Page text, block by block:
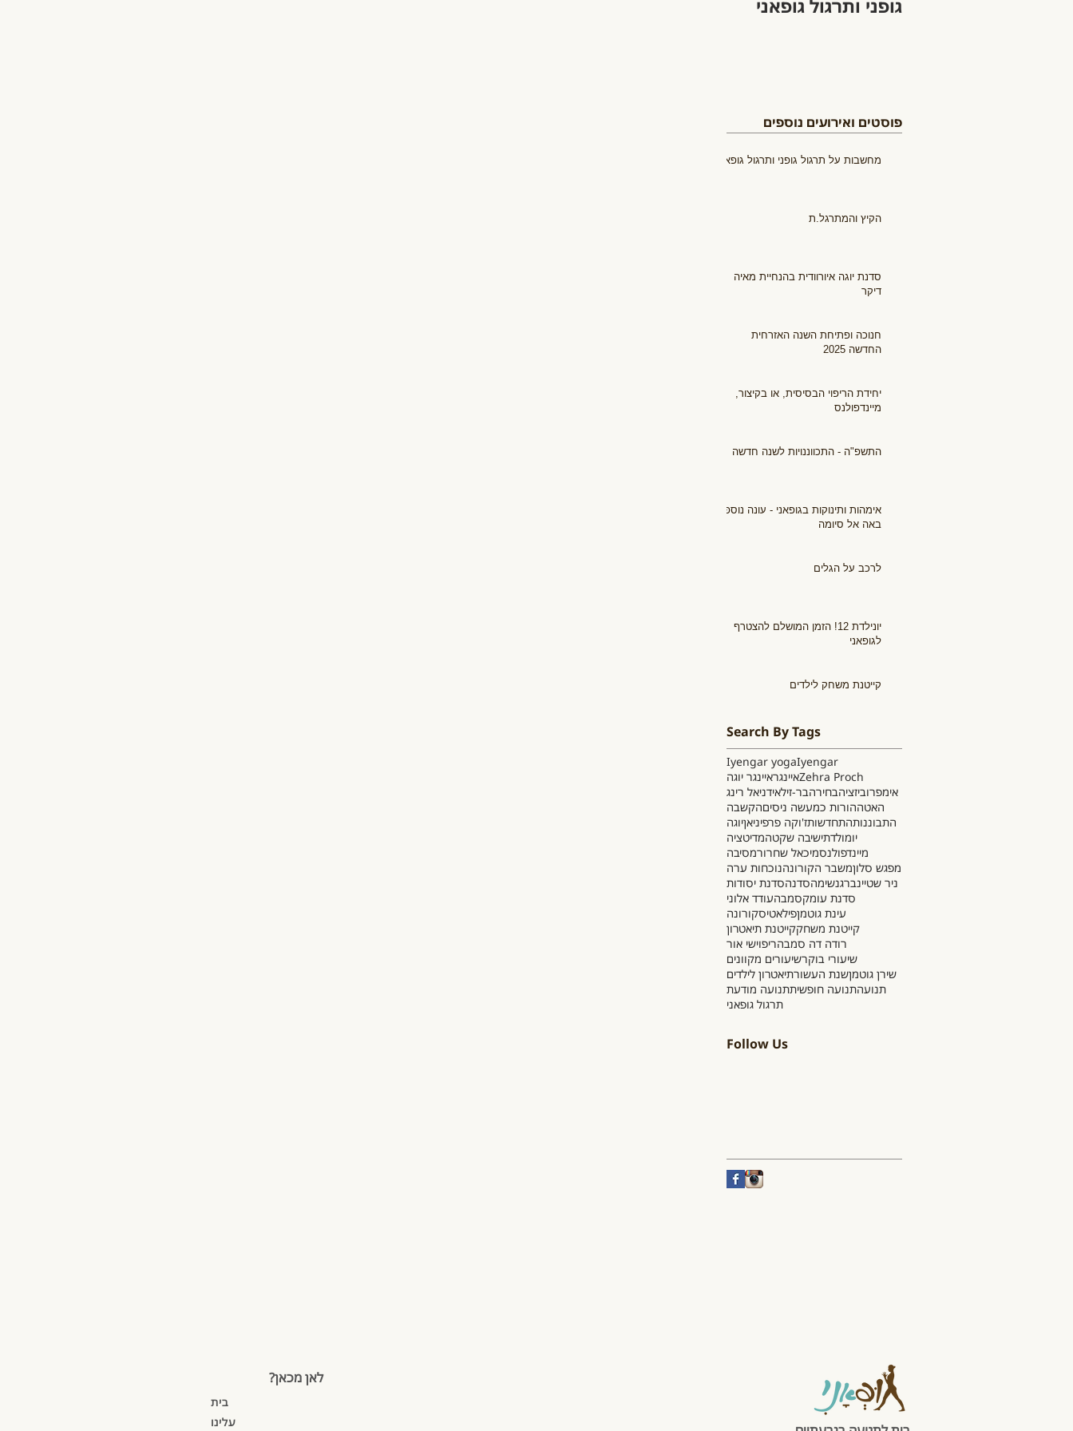
גופני ותרגול גופאני
פוסטים ואירועים נוספים
מחשבות על תרגול גופני ותרגול גופאני
הקיץ והמתרגל.ת
סדנת יוגה איורוודית בהנחיית מאיה
דיקר
חנוכה ופתיחת השנה האזרחית
החדשה 2025
יחידת הריפוי הבסיסית, או בקיצור,
מיינדפולנס
התשפ"ה - התכווננויות לשנה חדשה
אימהות ותינוקות בגופאני - עונה נוספת
באה אל סיומה
לרכב על הגלים
יונילדת 12! הזמן המושלם להצטרף
לגופאני
קייטנת משחק לילדים
Search By Tags
Iyengar
Iyengar yoga
Zehra Prochאיינגראיינגר יוגה
אימפרוביזציהבחירהבר-זילאידניאל רינג
האטההורות כמעשה ניסיםהקשבה
התבוננותהתחדשותז'וקה פרפיניאןיוגה
יומולדתישיבה שקטהמדיטציה
מיינדפולנסמיכאל שחרורמסיבה
מפגש סלוןמשבר הקורונהנוכחות ערה
ניר שטיינברגנשימהסדנהסדנת יסודות
סדנת עומקסמבהעודד אלוני
עינת גוטמןפילאטיסקורונה
קייטנת משחקקייטנת תיאטרון
רודה דה סמבהריפוישי אור
שיעורי בוקרשיעורים מקוונים
שירן גוטמןשנת העשורתיאטרון לילדים
תנועהתנועה חופשיתתנועה מודעת
תרגול גופאני
Follow Us
לאן מכאן?
בית
עלינו